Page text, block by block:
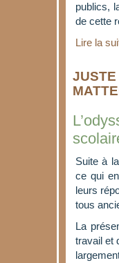
publics,
de cette
Lire la
Suite à
ce qui
leurs
tous
La
travail et